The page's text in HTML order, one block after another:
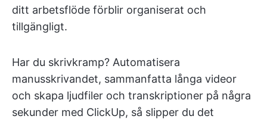
ditt arbetsflöde förblir organiserat och
tillgängligt.
Har du skrivkramp? Automatisera
manusskrivandet, sammanfatta långa videor
och skapa ljudfiler och transkriptioner på några
sekunder med ClickUp, så slipper du det